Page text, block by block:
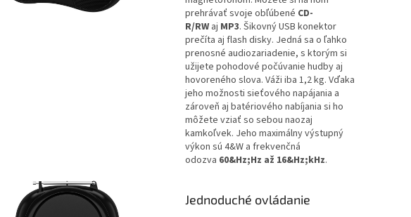
prehrávať svoje obľúbené CD-
R/RW aj MP3. Šikovný USB konektor
prečíta aj flash disky. Jedná sa o ľahko
prenosné audiozariadenie, s ktorým si
užijete pohodové počúvanie hudby aj
hovoreného slova. Váži iba 1,2 kg. Vďaka
jeho možnosti sieťového napájania a
zároveň aj batériového nabíjania si ho
môžete vziať so sebou naozaj
kamkoľvek. Jeho maximálny výstupný
výkon sú 4&W a frekvenčná
odozva 60&Hz;Hz až 16&Hz;kHz.
Jednoduché ovládanie